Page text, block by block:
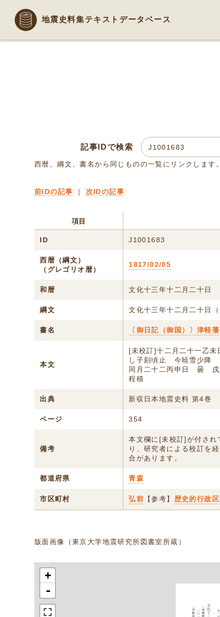
地震史料集テキストデータベース
記事IDで検索
西暦、綱文、書名から同じものの一覧にリンクします
前IDの記事 ｜ 次IDの記事
項目
ID J1001683
西暦（綱文）
（グレゴリオ暦）
1817/02/05
和暦 文化十三年十二月二十日
綱文 文化十三年十二月二十日
書名 〔御日記（御国）〕津軽藩
本文
[未校訂]十二月二十一乙
し子刻頃止 今暁雪少降
同月二十二丙申日 曇 戌
程積
出典 新収日本地震史料 第4巻
ページ 354
備考
本文欄に[未校訂]が付され
り、研究者による校訂を
合があります。
都道府県 青森
市区町村 弘前 【参考】 歴史的行政
版面画像（東京大学地震研究所図書室所蔵）
+
-